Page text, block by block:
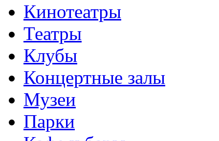
Кинотеатры
Театры
Клубы
Концертные залы
Музеи
Парки